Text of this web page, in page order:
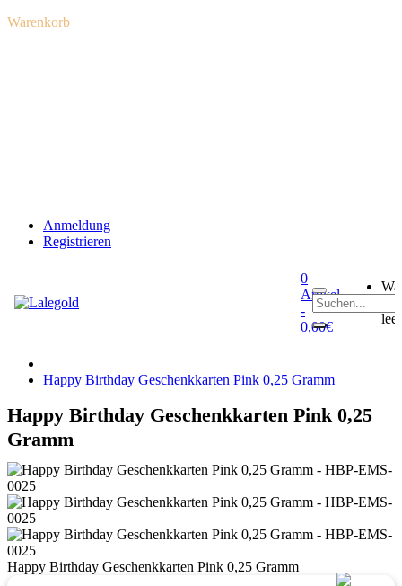
WarenkorbWarenkorb schließen
Anmeldung
Registrieren
0
Artikel
-
0,00€
0
leer
Happy Birthday Geschenkkarten Pink 0,25 Gramm
Geschenkkarten
Happy Birthday Geschenkkarten Pink 0,25
Gramm
Happy Birthday Geschenkkarten Pink 0,25 Gramm